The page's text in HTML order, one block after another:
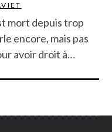
mort depuis trop
encore, mais pas
avoir droit à…